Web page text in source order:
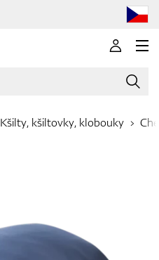
Kšilty, kšiltovky, klobouky